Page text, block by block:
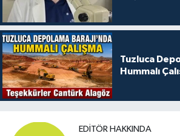
Tuzluca
Hummalı
EDITÖR HAKKINDA